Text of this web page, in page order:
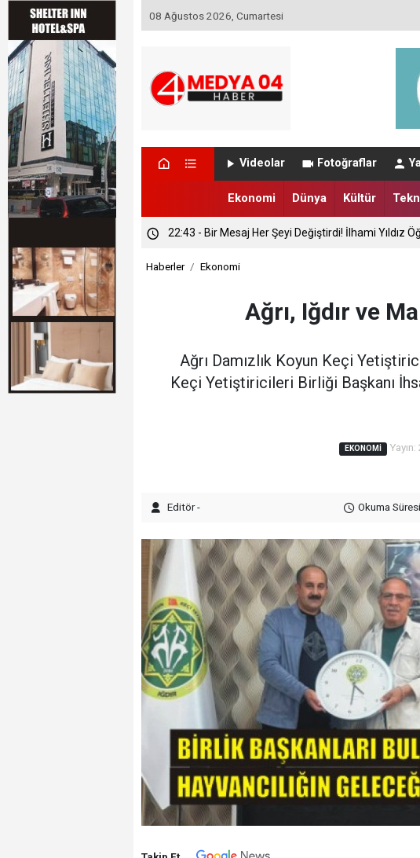
08 Ağustos 2026, Cumartesi
Videolar Fotoğraflar
Ekonomi Dünya Kültür
23:40 - İtfaiyenin Hızlı Müdahalesi Olası Bir
22:43 - Bir Mesaj Her Şeyi Değiştirdi! İlhami Yıldız
Haberler Ekonomi
Ağrı, Iğdır ve
Ağrı Damızlık Koyun Keçi
Keçi Yetiştiricileri Birliği Başkanı
EKONOMI
Editör - Okuma